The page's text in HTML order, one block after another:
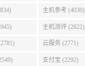
主机参考 (4030)
主机测评 (2822)
云服务 (2771)
支付宝 (2292)